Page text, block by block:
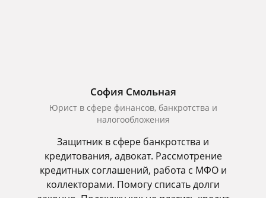
София Смольная
Юрист в сфере финансов, банкротства и
налогообложения
Защитник в сфере банкротства и
кредитования, адвокат. Рассмотрение
кредитных соглашений, работа с МФО и
коллекторами. Помогу списать долги